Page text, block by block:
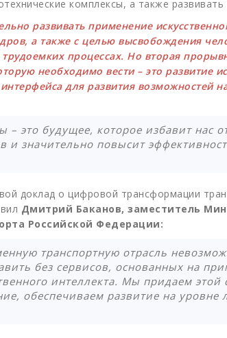
комплексы, а также
развивать применение
а также с целью высвобождения
процессах. Но вторая
необходимо вести – это развитие
для развития возможностей
– это будущее, которое избавит нас
и значительно повысит
доклад о цифровой трансформации
Дмитрий Баканов, заместитель
Российской Федерации:
транспортную отрасль
без сервисов, основанных на
интеллекта. Мы придаем этой
обеспечиваем развитие на уровне